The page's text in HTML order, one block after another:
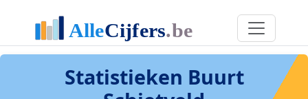
Statistieken Buurt